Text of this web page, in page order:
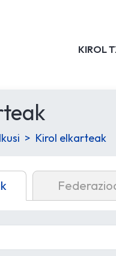
KIROL
Ikusi Kirol elkarteak